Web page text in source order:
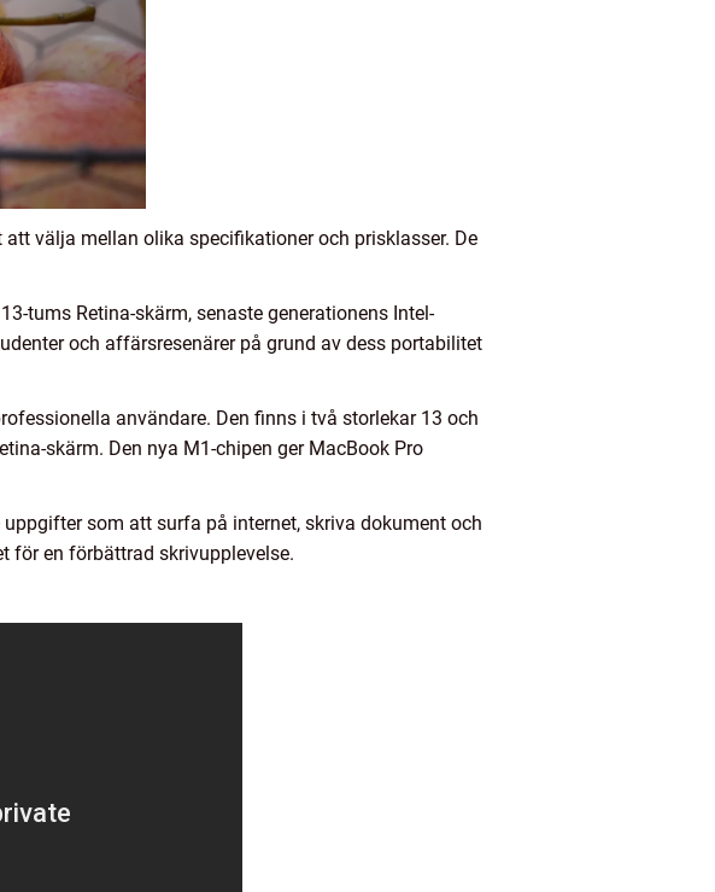
välja mellan olika specifikationer och prisklasser. De
tums Retina-skärm, senaste generationens Intel-
och affärsresenärer på grund av dess portabilitet
användare. Den finns i två storlekar 13 och
skärm. Den nya M1-chipen ger MacBook Pro
som att surfa på internet, skriva dokument och
för en förbättrad skrivupplevelse.